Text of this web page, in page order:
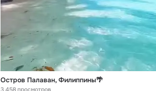
Остров Палаван, Филиппины🌴